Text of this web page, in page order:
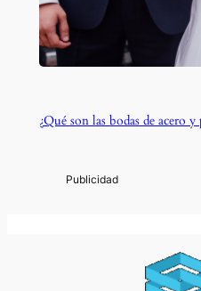
¿Qué son las bodas de acero